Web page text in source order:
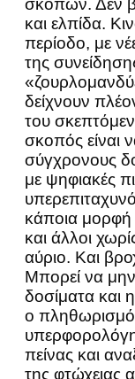
σκοπών. Δεν
και ελπίδα.
περίοδο, με
της
δείχνουν
του
σκοπός είναι
σύγχρονους
με ψηφιακές
κάποια μορφή
και άλλοι
αύριο. Και
Μπορεί να
δοσίματα και
ο
πείνας και
της φτώχειας